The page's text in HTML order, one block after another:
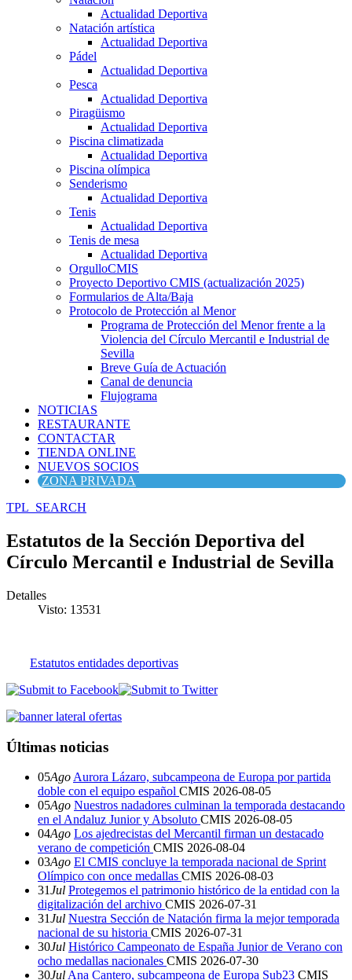
Actualidad Deportiva
Natación artística
Actualidad Deportiva
Pádel
Actualidad Deportiva
Pesca
Actualidad Deportiva
Piragüismo
Actualidad Deportiva
Piscina climatizada
Actualidad Deportiva
Piscina olímpica
Senderismo
Actualidad Deportiva
Tenis
Actualidad Deportiva
Tenis de mesa
Actualidad Deportiva
OrgulloCMIS
Proyecto Deportivo CMIS (actualización 2025)
Formularios de Alta/Baja
Protocolo de Protección al Menor
Programa de Protección del Menor frente a la
Violencia del Círculo Mercantil e Industrial de
Sevilla
Breve Guía de Actuación
Canal de denuncia
Flujograma
NOTICIAS
RESTAURANTE
CONTACTAR
TIENDA ONLINE
NUEVOS SOCIOS
ZONA PRIVADA
TPL_SEARCH
Estatutos de la Sección Deportiva del
Círculo Mercantil e Industrial de Sevilla
Detalles
Visto: 13531
Estatutos entidades deportivas
Últimas noticias
05Ago Aurora Lázaro, subcampeona de Europa por partida
doble con el equipo español CMIS 2026-08-05
05Ago Nuestros nadadores culminan la temporada destacando
en el Andaluz Junior y Absoluto CMIS 2026-08-05
04Ago Los ajedrecistas del Mercantil firman un destacado
verano de competición CMIS 2026-08-04
03Ago El CMIS concluye la temporada nacional de Sprint
Olímpico con once medallas CMIS 2026-08-03
31Jul Protegemos el patrimonio histórico de la entidad con la
digitalización del archivo CMIS 2026-07-31
31Jul Nuestra Sección de Natación firma la mejor temporada
nacional de su historia CMIS 2026-07-31
30Jul Histórico Campeonato de España Junior de Verano con
ocho medallas nacionales CMIS 2026-07-30
30Jul Ana Cantero, subcampeona de Europa Sub23 CMIS